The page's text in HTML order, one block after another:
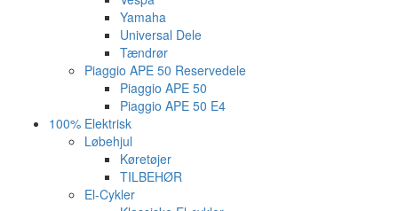
Yamaha
Universal Dele
Tændrør
Piaggio APE 50 Reservedele
Piaggio APE 50
Piaggio APE 50 E4
100% Elektrisk
Løbehjul
Køretøjer
TILBEHØR
El-Cykler